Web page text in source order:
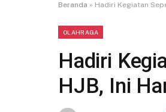
Beranda » Hadiri Kegiatan
OLAHRAGA
Hadiri
HJB, Ini